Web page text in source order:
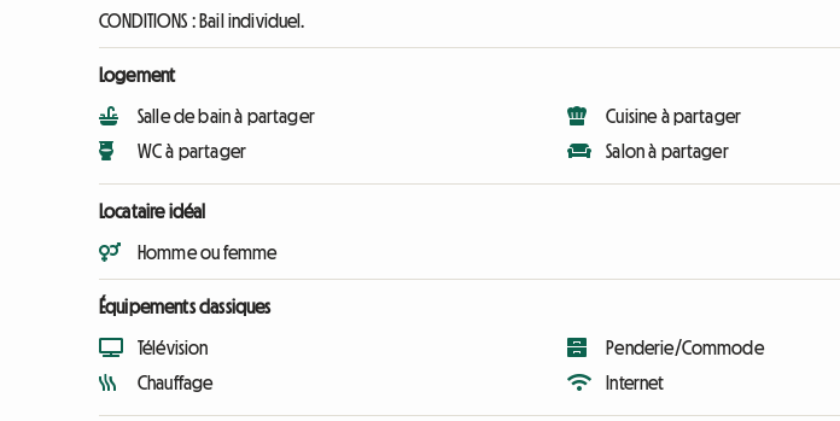
CONDITIONS : Bail individuel.
Logement
Salle de bain à partager
WC à partager
Cuisine à partager
Salon à partager
Locataire idéal
Homme ou femme
Équipements classiques
Télévision
Chauffage
Penderie/Commode
Internet